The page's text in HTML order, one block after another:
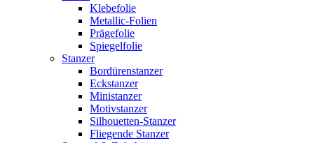
Klebefolie
Metallic-Folien
Prägefolie
Spiegelfolie
Stanzer
Bordürenstanzer
Eckstanzer
Ministanzer
Motivstanzer
Silhouetten-Stanzer
Fliegende Stanzer